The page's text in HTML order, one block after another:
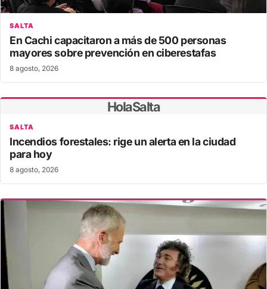
SALTA
En Cachi capacitaron a más de 500 personas
mayores sobre prevención en ciberestafas
8 agosto, 2026
HolaSalta
SALTA
Incendios forestales: rige un alerta en la ciudad
para hoy
8 agosto, 2026